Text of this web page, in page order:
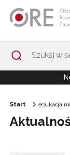
Start edukacja